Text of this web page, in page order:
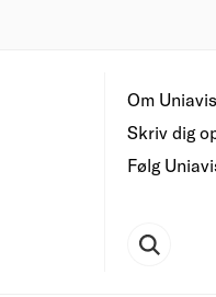
Om
Skriv dig
Følg